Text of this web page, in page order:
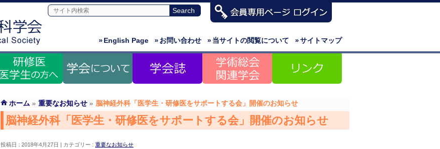
»サイトマップ
»当サイトの閲覧について
»お問い合わせ
»English Page
ホーム » 重要なお知らせ » 脳神経外科「医学生・研修医をサポートする会」開催のお知らせ
脳神経外科「医学生・研修医をサポートする会」開催のお知らせ
投稿日 : 2018年4月27日 カテゴリー : 重要なお知らせ